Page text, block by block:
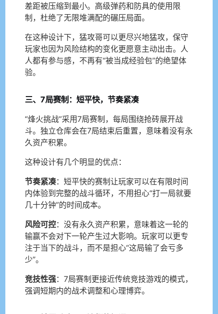
差距被压缩到最小。高级弹药和防具的使用限
制，杜绝了无限堆满配的碾压局面。
在这种设计下，猛攻哥可以更尽兴地猛攻，保守
玩家也因为风险结构的变化更愿意主动出击。人
人都有参与感，不再有“被当成经验包”的绝望体
验。
三、7局赛制：短平快，节奏紧凑
“烽火挑战”采用7局赛制，每局围绕抢砖展开战
斗。独立仓库会在7局结束后重置，意味着没有永
久资产积累。
这种设计有几个明显的优点：
节奏紧凑：短平快的赛制让玩家可以在有限时间
内体验到完整的战斗循环，不用担心“打一局就要
几十分钟”的时间成本。
风险可控：没有永久资产积累，意味着这一轮的
输赢不会对下一轮产生过大影响。玩家可以更专
注于当下的战斗，而不是担心“这局输了会亏多
少”。
竞技性强：7局赛制更接近传统竞技游戏的模式，
强调短期内的战术调整和心理博弈。